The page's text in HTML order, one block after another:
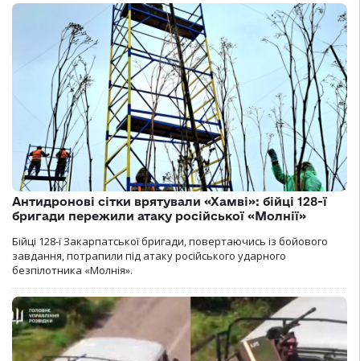
Антидронові сітки врятували «Хамві»: бійці 128-ї
бригади пережили атаку російської «Молнії»
Бійці 128-ї Закарпатської бригади, повертаючись із бойового
завдання, потрапили під атаку російського ударного
безпілотника «Молнія».